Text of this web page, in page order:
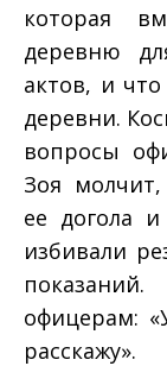
которая
деревню
актов, и
деревни.
вопросы
Зоя
ее догола
избивали
офицерам: